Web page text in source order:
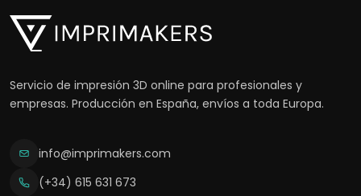
Servicio de impresión 3D online para profesionales y
empresas. Producción en España, envíos a toda Europa.
info@imprimakers.com
(+34) 615 631 673